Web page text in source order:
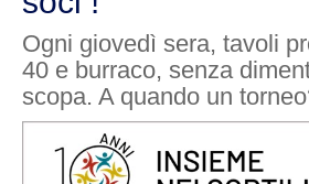
Ogni giovedì sera, tavoli
40 e burraco, senza
scopa. A quando un